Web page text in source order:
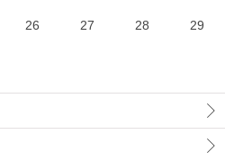
26 27 28 29